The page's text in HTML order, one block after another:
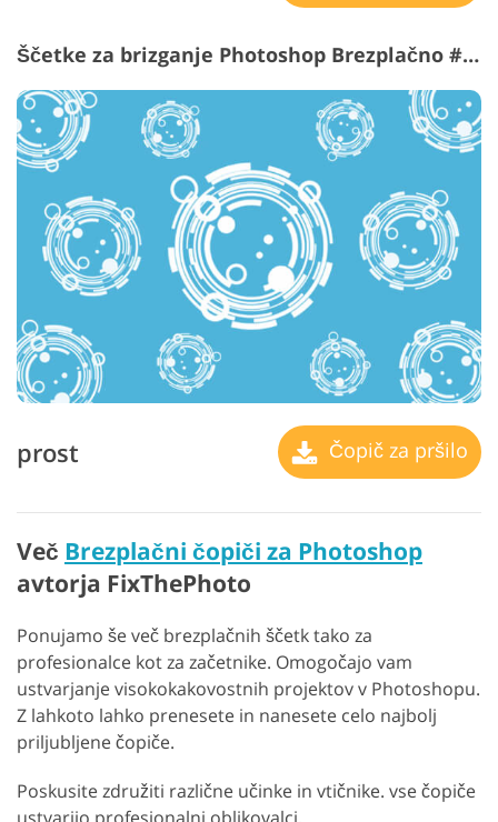
Ščetke za brizganje Photoshop Brezplačno #30 "Time Machine"
prost Čopič za pršilo
Več Brezplačni čopiči za Photoshop
avtorja FixThePhoto
Ponujamo še več brezplačnih ščetk tako za
profesionalce kot za začetnike. Omogočajo vam
ustvarjanje visokokakovostnih projektov v Photoshopu.
Z lahkoto lahko prenesete in nanesete celo najbolj
priljubljene čopiče.
Poskusite združiti različne učinke in vtičnike. vse čopiče